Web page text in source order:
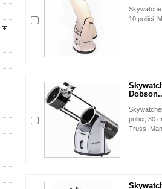
10 pollici.
pollici, 30
Truss.